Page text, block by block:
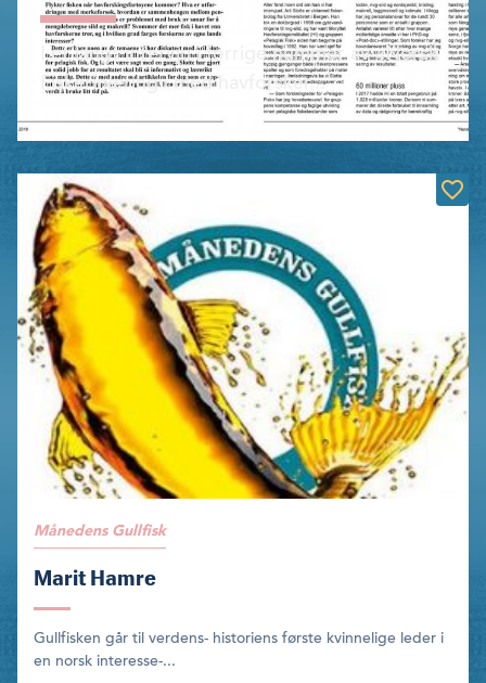
I et langt intervju i forrige nummer av «Norsk
Fiskerinæring» med havforsker...
Månedens Gullfisk
Marit Hamre
Gullfisken går til verdens- historiens første kvinnelige leder i
en norsk interesse-...